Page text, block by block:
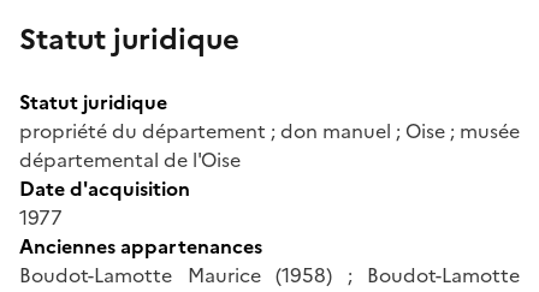
Statut juridique
Statut juridique
propriété du département ; don manuel ; Oise ; musée
départemental de l'Oise
Date d'acquisition
1977
Anciennes appartenances
Boudot-Lamotte Maurice (1958) ; Boudot-Lamotte